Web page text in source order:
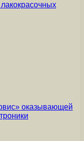
оказывающей